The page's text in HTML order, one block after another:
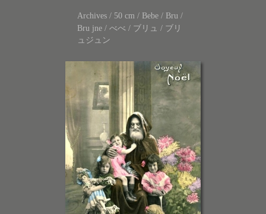
Archives / 50 cm / Bebe / Bru /
Bru jne / べべ / ブリュ / ブリ
ュジュン